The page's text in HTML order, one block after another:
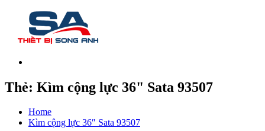
Thẻ: Kìm cộng lực 36" Sata 93507
Home
Kìm cộng lực 36″ Sata 93507